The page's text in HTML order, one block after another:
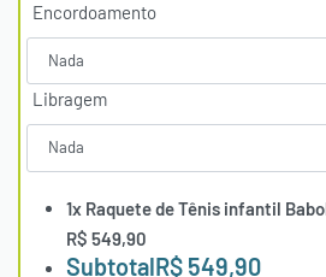
Encordoamento
Libragem
1x Raquete de Tênis infantil
R$ 549,90
SubtotalR$ 549,90